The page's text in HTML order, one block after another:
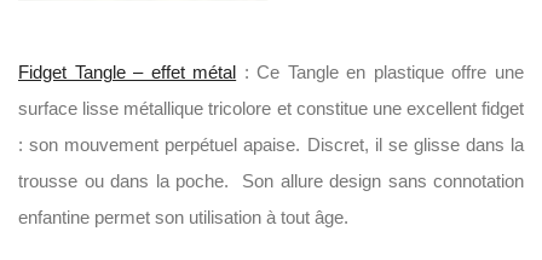
Fidget Tangle – effet métal : Ce Tangle en plastique offre une
surface lisse métallique tricolore et constitue une excellent fidget
: son mouvement perpétuel apaise. Discret, il se glisse dans la
trousse ou dans la poche. Son allure design sans connotation
enfantine permet son utilisation à tout âge.